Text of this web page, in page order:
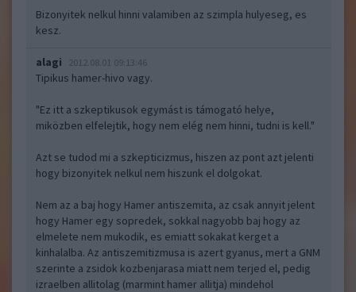
Bizonyitek nelkul hinni valamiben az szimpla hulyeseg, es
kesz.
alagi 2012.08.01 09:13:46
Tipikus hamer-hivo vagy.
"Ez itt a szkeptikusok egymást is támogató helye,
miközben elfelejtik, hogy nem elég nem hinni, tudni is kell."
Azt se tudod mi a szkepticizmus, hiszen az pont azt jelenti
hogy bizonyitek nelkul nem hiszunk el dolgokat.
Nem az a baj hogy Hamer antiszemita, az csak annyit jelent
hogy Hamer egy sopredek, sokkal nagyobb baj hogy az
elmelete nem mukodik, es emiatt sokakat kerget a
kinhalalba. Az antiszemitizmusa is azert gyanus, mert a GNM
szerinte a zsidok kozbenjarasa miatt nem terjed el, pedig
izraelben allitolag (marmint hamer allitja) mindehol